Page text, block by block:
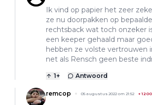
Ik vind op papier het zeer
ze nu doorpakken op
rechtsback wat toch onzeker
een keeper gehaald maar
hebben ze volste vertrouwen
net als Rensch geen beste
1+ Antwoord
remcop 05 augustus 2022 om 21:52 +1200